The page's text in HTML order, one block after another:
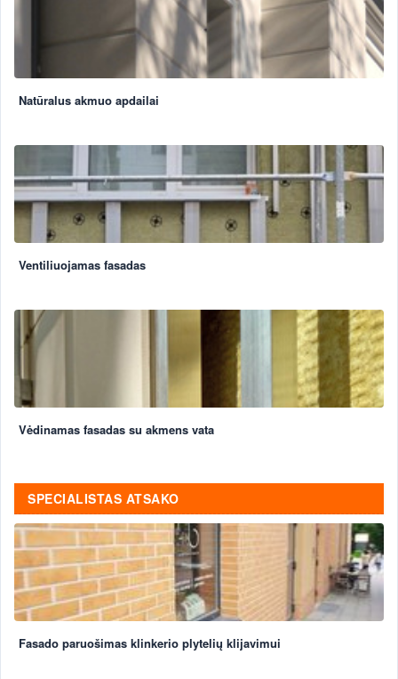
Natūralus akmuo apdailai
Ventiliuojamas fasadas
Vėdinamas fasadas su akmens vata
SPECIALISTAS ATSAKO
Fasado paruošimas klinkerio plytelių klijavimui